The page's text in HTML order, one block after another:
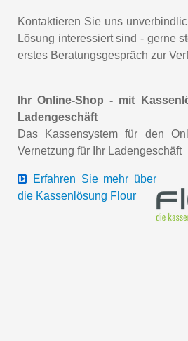
Kontaktieren Sie uns
Lösung interessiert sind - gerne
erstes Beratungsgespräch zur
Ihr Online-Shop - mit
Ladengeschäft
Das Kassensystem für den
Vernetzung für Ihr Ladengeschäft
Erfahren Sie mehr über
die Kassenlösung Flour